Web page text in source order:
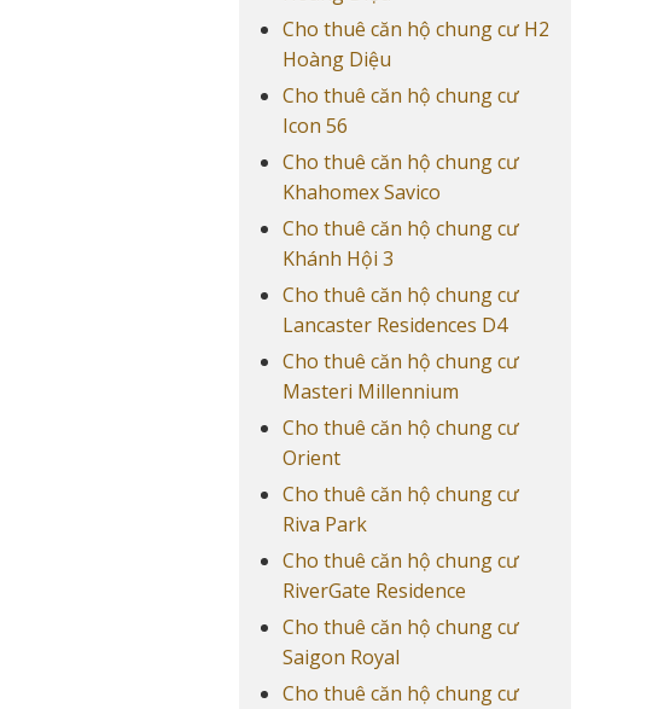
Cho thuê căn hộ chung cư H2
Hoàng Diệu
Cho thuê căn hộ chung cư
Icon 56
Cho thuê căn hộ chung cư
Khahomex Savico
Cho thuê căn hộ chung cư
Khánh Hội 3
Cho thuê căn hộ chung cư
Lancaster Residences D4
Cho thuê căn hộ chung cư
Masteri Millennium
Cho thuê căn hộ chung cư
Orient
Cho thuê căn hộ chung cư
Riva Park
Cho thuê căn hộ chung cư
RiverGate Residence
Cho thuê căn hộ chung cư
Saigon Royal
Cho thuê căn hộ chung cư